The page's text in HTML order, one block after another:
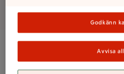
Kontakta oss
Godkänn
Avvisa